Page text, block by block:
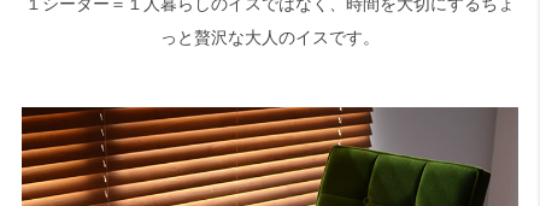
っと贅沢な大人のイスです。